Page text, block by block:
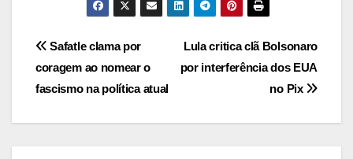
Navegação
de
Post
Lula critica clã Bolsonaro
por interferência dos EUA
no Pix
Safatle clama por
coragem ao nomear o
fascismo na política atual